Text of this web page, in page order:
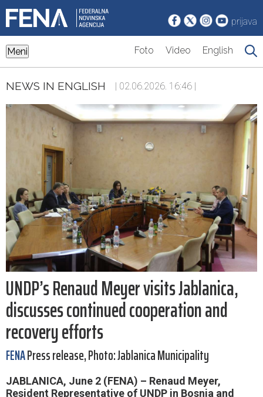
prijava
Meni Foto Video English
NEWS IN ENGLISH | 02.06.2026. 16:46 |
UNDP’s Renaud Meyer visits Jablanica,
discusses continued cooperation and
recovery efforts
FENAPress release, Photo: Jablanica Municipality
JABLANICA, June 2 (FENA) – Renaud Meyer,
Resident Representative of UNDP in Bosnia and